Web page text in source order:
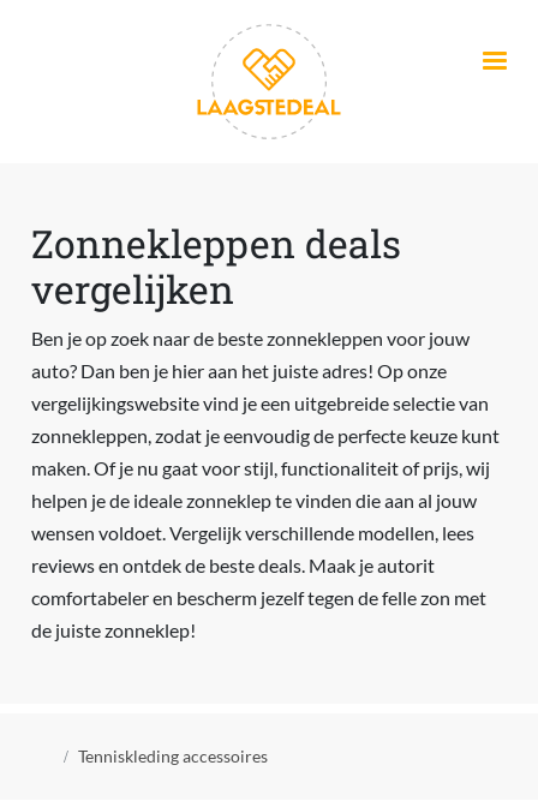
Zonnekleppen deals
vergelijken
Ben je op zoek naar de beste zonnekleppen voor jouw
auto? Dan ben je hier aan het juiste adres! Op onze
vergelijkingswebsite vind je een uitgebreide selectie van
zonnekleppen, zodat je eenvoudig de perfecte keuze kunt
maken. Of je nu gaat voor stijl, functionaliteit of prijs, wij
helpen je de ideale zonneklep te vinden die aan al jouw
wensen voldoet. Vergelijk verschillende modellen, lees
reviews en ontdek de beste deals. Maak je autorit
comfortabeler en bescherm jezelf tegen de felle zon met
de juiste zonneklep!
Kruimelpad
Tenniskleding accessoires